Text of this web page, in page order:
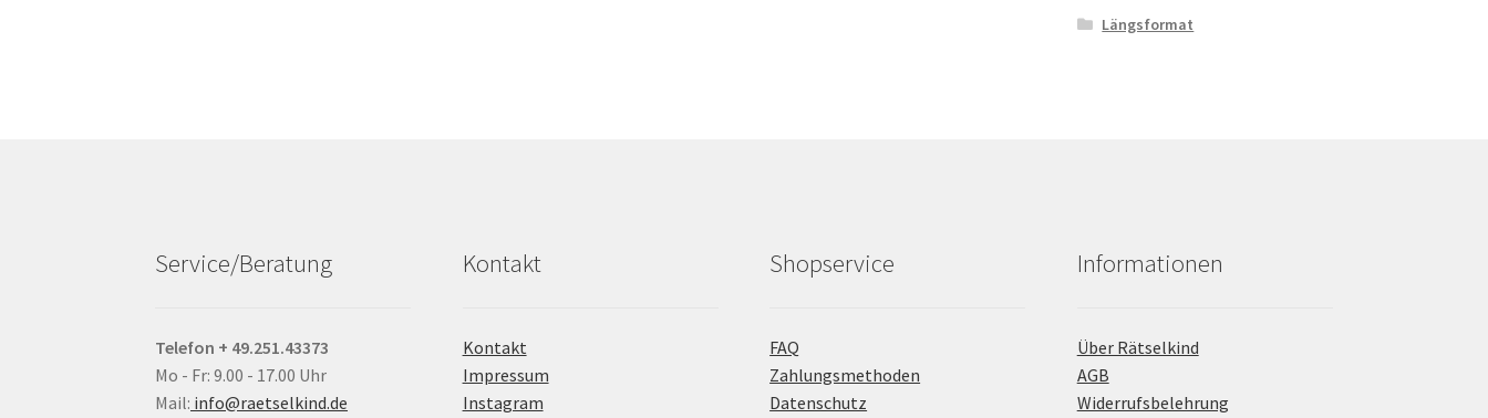
Längsformat
Service/Beratung
Telefon + 49.251.43373
Mo - Fr: 9.00 - 17.00 Uhr
Mail: info@raetselkind.de
Kontakt
Kontakt
Impressum
Instagram
Shopservice
FAQ
Zahlungsmethoden
Datenschutz
Informationen
Über Rätselkind
AGB
Widerrufsbelehrung